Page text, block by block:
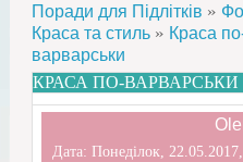
Поради для Підлітків »
Краса та стиль » Краса
варварськи
КРАСА ПО-ВАРВАРСЬКИ
Дата: Понеділок,